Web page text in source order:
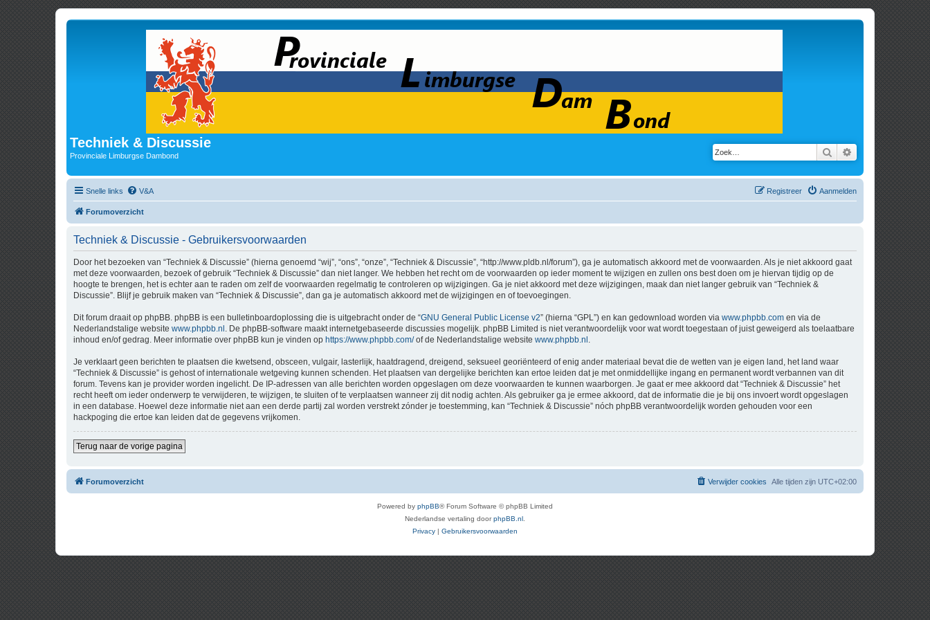
Techniek & Discussie
Provinciale Limburgse Dambond Zoek Uitgebreid zoeken
Snelle links V&A Aanmelden
Registreer
Forumoverzicht
Techniek & Discussie - Gebruikersvoorwaarden
Door het bezoeken van “Techniek & Discussie” (hierna genoemd “wij”, “ons”, “onze”, “Techniek & Discussie”, “http://www.pldb.nl/forum”), ga je automatisch akkoord met de voorwaarden. Als je niet akkoord gaat
met deze voorwaarden, bezoek of gebruik “Techniek & Discussie” dan niet langer. We hebben het recht om de voorwaarden op ieder moment te wijzigen en zullen ons best doen om je hiervan tijdig op de
hoogte te brengen, het is echter aan te raden om zelf de voorwaarden regelmatig te controleren op wijzigingen. Ga je niet akkoord met deze wijzigingen, maak dan niet langer gebruik van “Techniek &
Discussie”. Blijf je gebruik maken van “Techniek & Discussie”, dan ga je automatisch akkoord met de wijzigingen en of toevoegingen.
Dit forum draait op phpBB. phpBB is een bulletinboardoplossing die is uitgebracht onder de “GNU General Public License v2” (hierna “GPL”) en kan gedownload worden via www.phpbb.com en via de
Nederlandstalige website www.phpbb.nl . De phpBB-software maakt internetgebaseerde discussies mogelijk. phpBB Limited is niet verantwoordelijk voor wat wordt toegestaan of juist geweigerd als toelaatbare
inhoud en/of gedrag. Meer informatie over phpBB kun je vinden op https://www.phpbb.com/of de Nederlandstalige website www.phpbb.nl
Je verklaart geen berichten te plaatsen die kwetsend, obsceen, vulgair, lasterlijk, haatdragend, dreigend, seksueel georiënteerd of enig ander materiaal bevat die de wetten van je eigen land, het land waar
“Techniek & Discussie” is gehost of internationale wetgeving kunnen schenden. Het plaatsen van dergelijke berichten kan ertoe leiden dat je met onmiddellijke ingang en permanent wordt verbannen van dit
forum. Tevens kan je provider worden ingelicht. De IP-adressen van alle berichten worden opgeslagen om deze voorwaarden te kunnen waarborgen. Je gaat er mee akkoord dat “Techniek & Discussie” het
recht heeft om ieder onderwerp te verwijderen, te wijzigen, te sluiten of te verplaatsen wanneer zij dit nodig achten. Als gebruiker ga je ermee akkoord, dat de informatie die je bij ons invoert wordt opgeslagen
in een database. Hoewel deze informatie niet aan een derde partij zal worden verstrekt zónder je toestemming, kan “Techniek & Discussie” nóch phpBB verantwoordelijk worden gehouden voor een
hackpoging die ertoe kan leiden dat de gegevens vrijkomen.
Terug naar de vorige pagina
Forumoverzicht Alle tijden zijn UTC+02:00
Verwijder cookies
Powered by phpBB® Forum Software © phpBB Limited
Nederlandse vertaling doorphpBB.nl
Privacy | Gebruikersvoorwaarden